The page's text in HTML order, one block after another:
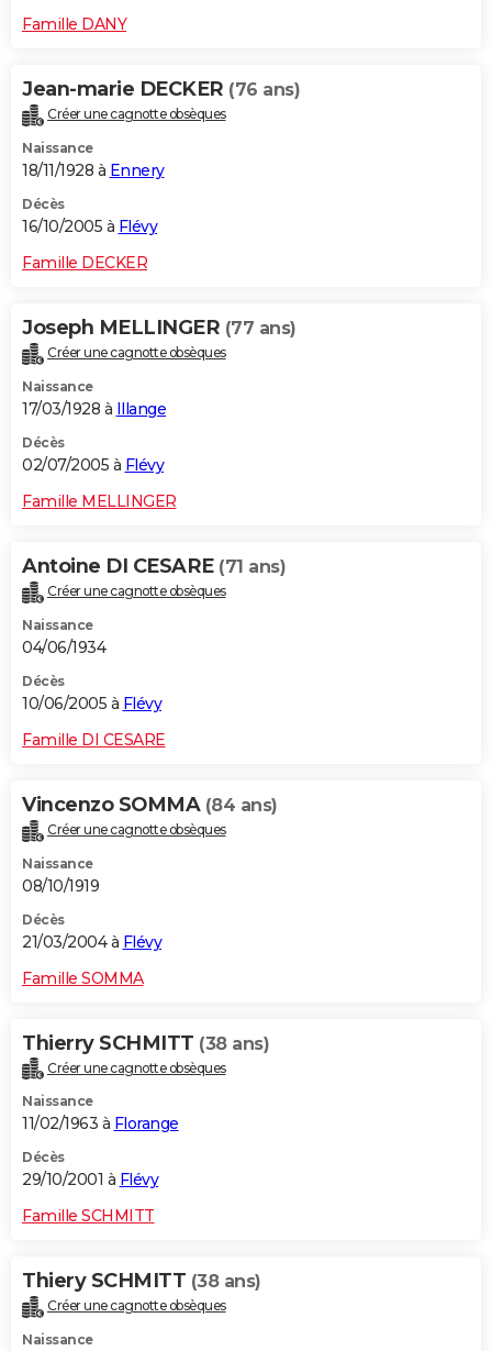
Famille DANY
Jean-marie DECKER (76 ans)
Créer une cagnotte obsèques
Naissance
18/11/1928 à Ennery
Décès
16/10/2005 à Flévy
Famille DECKER
Joseph MELLINGER (77 ans)
Créer une cagnotte obsèques
Naissance
17/03/1928 à Illange
Décès
02/07/2005 à Flévy
Famille MELLINGER
Antoine DI CESARE (71 ans)
Créer une cagnotte obsèques
Naissance
04/06/1934
Décès
10/06/2005 à Flévy
Famille DI CESARE
Vincenzo SOMMA (84 ans)
Créer une cagnotte obsèques
Naissance
08/10/1919
Décès
21/03/2004 à Flévy
Famille SOMMA
Thierry SCHMITT (38 ans)
Créer une cagnotte obsèques
Naissance
11/02/1963 à Florange
Décès
29/10/2001 à Flévy
Famille SCHMITT
Thiery SCHMITT (38 ans)
Créer une cagnotte obsèques
Naissance